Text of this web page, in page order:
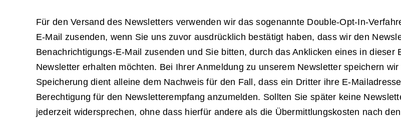
Für den Versand des Newsletters verwenden wir das sogenannte Double-Opt-In-
E-Mail zusenden, wenn Sie uns zuvor ausdrücklich bestätigt haben, dass wir den
Benachrichtigungs-E-Mail zusenden und Sie bitten, durch das Anklicken eines in
Newsletter erhalten möchten. Bei Ihrer Anmeldung zu unserem Newsletter speichern
Speicherung dient alleine dem Nachweis für den Fall, dass ein Dritter ihre E-
Berechtigung für den Newsletterempfang anzumelden. Sollten Sie später keine
jederzeit widersprechen, ohne dass hierfür andere als die Übermittlungskosten nach